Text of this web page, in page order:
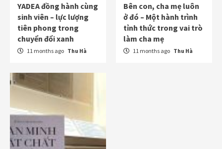
YADEA đồng hành cùng
sinh viên – lực lượng
tiên phong trong
chuyển đổi xanh
11 months ago Thu Hà
Bên con, cha mẹ luôn
ở đó – Một hành trình
tỉnh thức trong vai trò
làm cha mẹ
11 months ago Thu Hà